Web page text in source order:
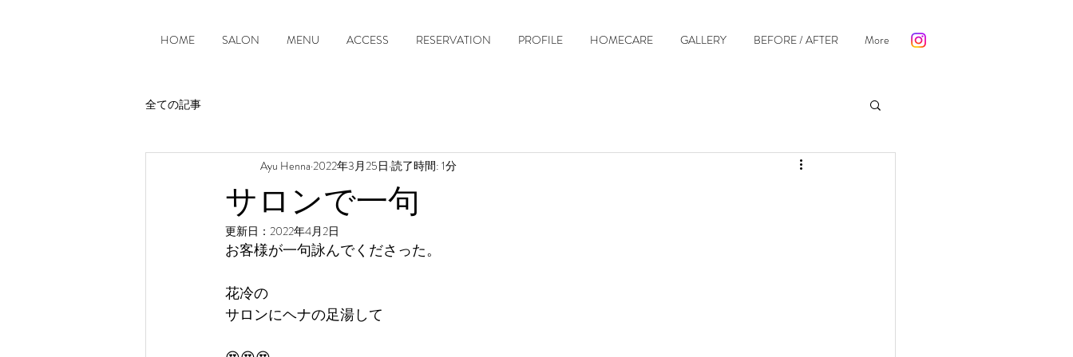
HOME SALON MENU ACCESS RESERVATION PROFILE HOMECARE GALLERY BEFORE / AFTER More
全ての記事
サロンで一句
Ayu Henna 2022年3月25日 読了時間: 1分
更新日： 2022年4月2日
お客様が一句詠んでくださった。
花冷の
サロンにヘナの足湯して